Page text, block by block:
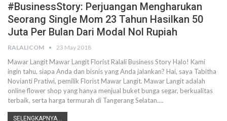
#BusinessStory: Perjuangan Mengharukan
Seorang Single Mom 23 Tahun Hasilkan 50
Juta Per Bulan Dari Modal Nol Rupiah
RALALICOM 23 May 2018
Mawar Langit Mawar Langit Florist Ralali Business Story Halo! Kami
ingin tahu, siapa Anda dan bisnis yang Anda jalankan? Hai, saya Tabitha
Novianti Pratiwi, pemilik Florist Mawar Langit. Mawar Langit adalah
online flower shop yang hanya menjual buket bunga segar, berkualitas
terbaik, serta harga termurah di Tangerang Selatan.…
SELENGKAPNYA...